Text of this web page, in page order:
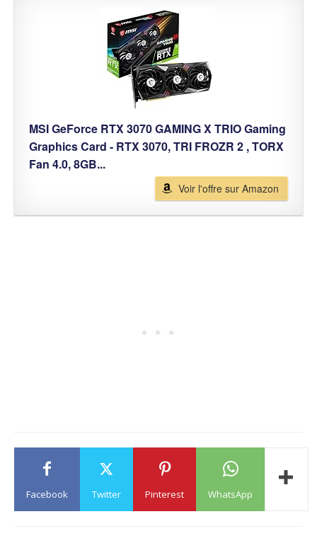
MSI GeForce RTX 3070 GAMING X TRIO Gaming
Graphics Card - RTX 3070, TRI FROZR 2 , TORX
Fan 4.0, 8GB...
Voir l'offre sur Amazon
Facebook Twitter Pinterest WhatsApp